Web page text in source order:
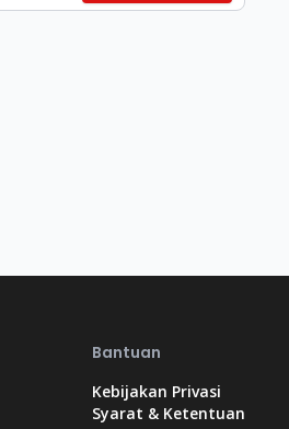
Bantuan
Kebijakan Privasi
Syarat & Ketentuan